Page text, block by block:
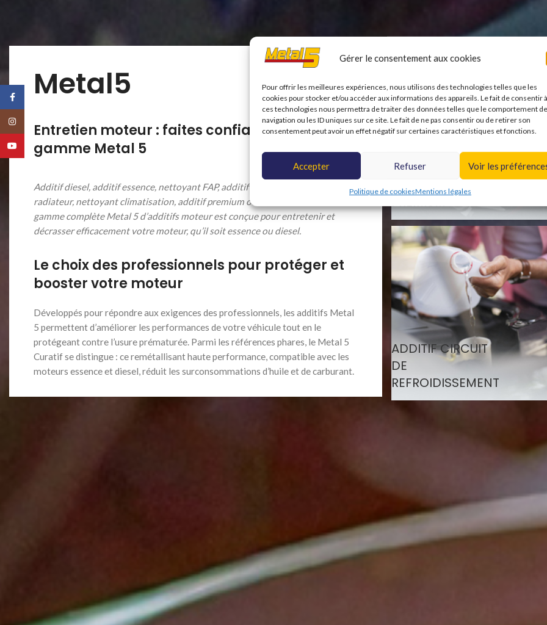
Gérer le consentement aux cookies
Pour offrir les meilleures expériences, nous utilisons des technologies telles que les
cookies pour stocker et/ou accéder aux informations des appareils. Le fait de consentir à
ces technologies nous permettra de traiter des données telles que le comportement de
navigation ou les ID uniques sur ce site. Le fait de ne pas consentir ou de retirer son
consentement peut avoir un effet négatif sur certaines caractéristiques et fonctions.
Accepter Refuser Voir les
Politique de cookiesMentions légales
Metal5
Entretien moteur : faites confiance à la
gamme Metal 5
Additif diesel, additif essence, nettoyant FAP, additif vanne EGR, déshuilant
radiateur, nettoyant climatisation, additif premium ou anti-fuite moteur… La
gamme complète Metal 5 d’additifs moteur est conçue pour entretenir et
décrasser efficacement votre moteur, qu’il soit essence ou diesel.
Le choix des professionnels pour protéger et
booster votre moteur
Développés pour répondre aux exigences des professionnels, les additifs Metal
5 permettent d’améliorer les performances de votre véhicule tout en le
protégeant contre l’usure prématurée. Parmi les références phares, le Metal 5
Curatif se distingue : ce remétallisant haute performance, compatible avec les
moteurs essence et diesel, réduit les surconsommations d’huile et de carburant.
ADDITIF
PREMIUM
ADDITIF CIRCUIT
DE
REFROIDISSEMENT
Facebook
YouTube